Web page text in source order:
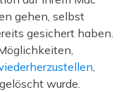
gehen, selbst
gesichert haben.
,
wurde.